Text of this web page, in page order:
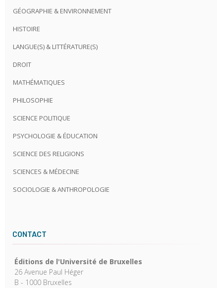
GÉOGRAPHIE & ENVIRONNEMENT
HISTOIRE
LANGUE(S) & LITTÉRATURE(S)
DROIT
MATHÉMATIQUES
PHILOSOPHIE
SCIENCE POLITIQUE
PSYCHOLOGIE & ÉDUCATION
SCIENCE DES RELIGIONS
SCIENCES & MÉDECINE
SOCIOLOGIE & ANTHROPOLOGIE
CONTACT
Éditions de l'Université de Bruxelles
26 Avenue Paul Héger
B - 1000 Bruxelles